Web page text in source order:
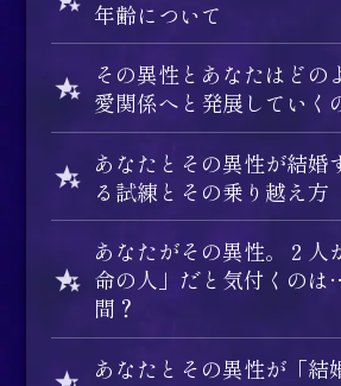
年齢について
その異性とあなたはどの
愛関係へと発展していく
あなたとその異性が結婚
る試練とその乗り越え方
あなたがその異性。２人
命の人」だと気付くの
間？
あなたとその異性が「結